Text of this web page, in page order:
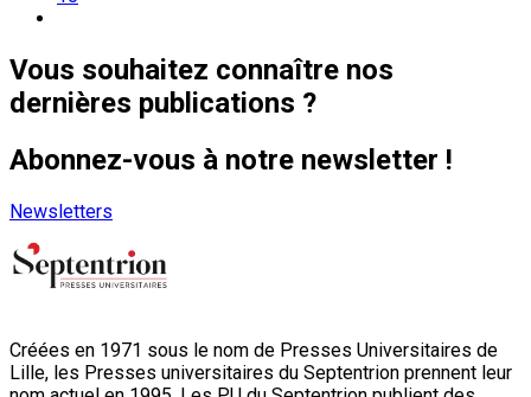
Vous souhaitez connaître nos
dernières publications ?
Abonnez-vous à notre newsletter !
Newsletters
Créées en 1971 sous le nom de Presses Universitaires de
Lille, les Presses universitaires du Septentrion prennent leur